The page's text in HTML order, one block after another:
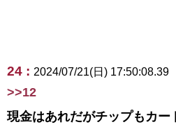
24 : 2024/07/21(日) 17:50:08.39
>>12
現金はあれだがチップもカー